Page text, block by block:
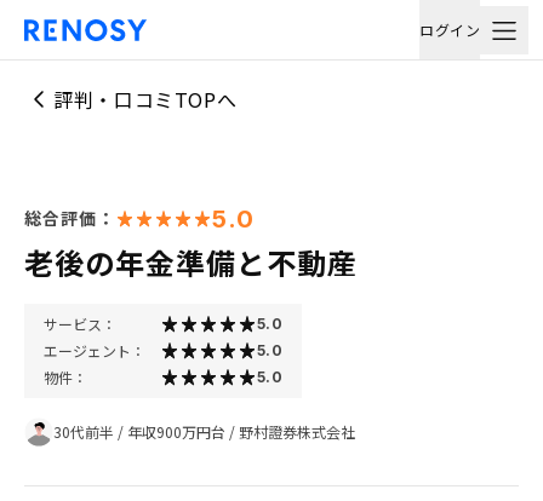
ログイン
評判・口コミTOPへ
総合評価： 5.0
老後の年金準備と不動産
サービス： 5.0
エージェント： 5.0
物件： 5.0
30代前半 / 年収900万円台 / 野村證券株式会社